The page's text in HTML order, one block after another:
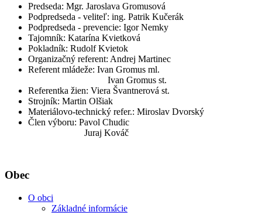
Predseda: Mgr. Jaroslava Gromusová
Podpredseda - veliteľ: ing. Patrik Kučerák
Podpredseda - prevencie: Igor Nemky
Tajomník: Katarína Kvietková
Pokladník: Rudolf Kvietok
Organizačný referent: Andrej Martinec
Referent mládeže: Ivan Gromus ml.
Ivan Gromus st.
Referentka žien: Viera Švantnerová st.
Strojník: Martin Olšiak
Materiálovo-technický refer.: Miroslav Dvorský
Člen výboru: Pavol Chudic
Juraj Kováč
Obec
O obci
Základné informácie